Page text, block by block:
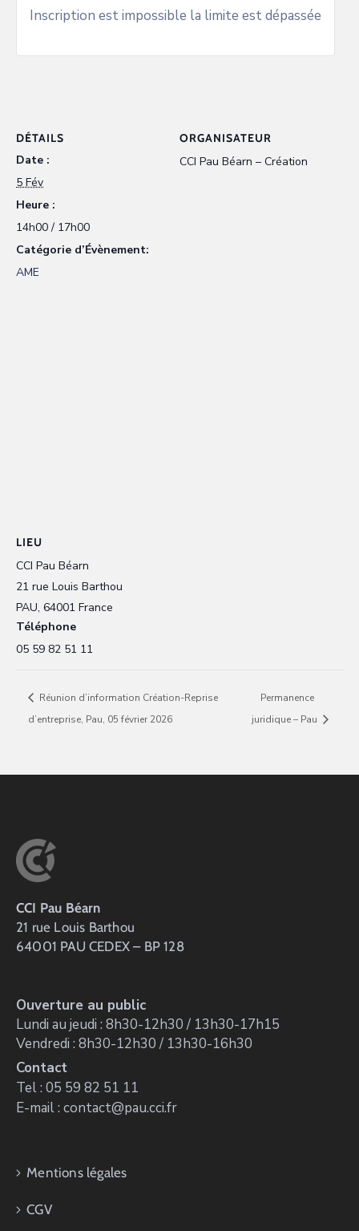
DÉTAILS
Date :
5 Fév
Heure :
14h00 / 17h00
Catégorie d’Évènement:
AME
ORGANISATEUR
CCI Pau Béarn – Création
LIEU
CCI Pau Béarn
21 rue Louis Barthou
PAU, 64001 France
Téléphone
05 59 82 51 11
Inscription est impossible la limite est dépassée
Réunion d’information Création-Reprise
d’entreprise, Pau, 05 février 2026
Permanence
juridique – Pau
CCI Pau Béarn
21 rue Louis Barthou
64001 PAU CEDEX – BP 128
Ouverture au public
Lundi au jeudi : 8h30-12h30 / 13h30-17h15
Vendredi : 8h30-12h30 / 13h30-16h30
Contact
Tel : 05 59 82 51 11
E-mail : contact@pau.cci.fr
Mentions légales
CGV